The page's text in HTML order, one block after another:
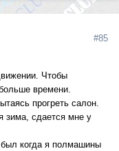
#85
Чтобы
времени.
прогреть салон.
зима, сдается мне у
когда я полмашины